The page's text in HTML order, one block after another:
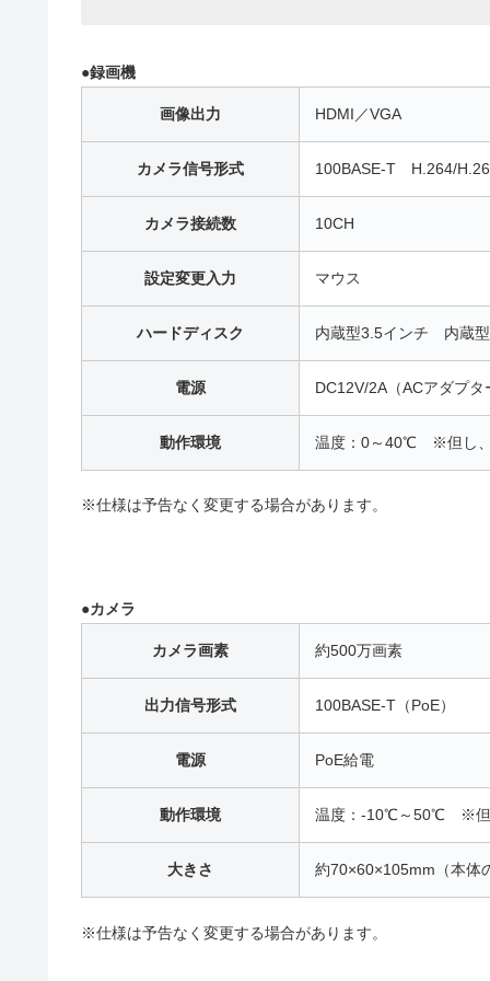
●録画機
画像出力 HDMI／VGA
カメラ信号形式 100BASE-T H.264/
カメラ接続数 10CH
設定変更入力 マウス
ハードディスク 内蔵型3.5インチ 内蔵
電源 DC12V/2A（ACアダプタ
動作環境 温度：0～40℃ ※但し、
※仕様は予告なく変更する場合があります。
●カメラ
カメラ画素 約500万画素
出力信号形式 100BASE-T（PoE）
電源 PoE給電
動作環境 温度：-10℃～50℃ ※但
大きさ 約70×60×105mm（本
※仕様は予告なく変更する場合があります。